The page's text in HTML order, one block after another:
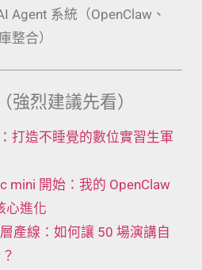
Agent 系統（OpenClaw、
整合）
強烈建議先看）
打造不睡覺的數位實習生軍
mini 開始：我的 OpenClaw
心進化
產線：如何讓 50 場演講自